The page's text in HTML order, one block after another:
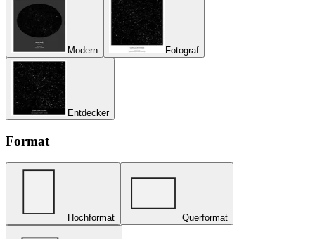
Modern Fotograf
Entdecker
Format
Hochformat Querformat